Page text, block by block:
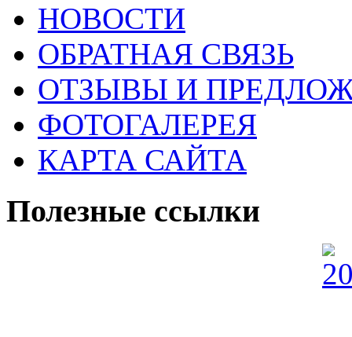
НОВОСТИ
ОБРАТНАЯ СВЯЗЬ
ОТЗЫВЫ И
ФОТОГАЛЕРЕЯ
КАРТА САЙТА
Полезные ссылки